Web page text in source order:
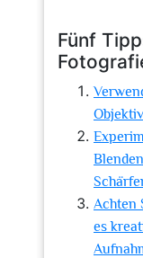
Fünf
Achten
es